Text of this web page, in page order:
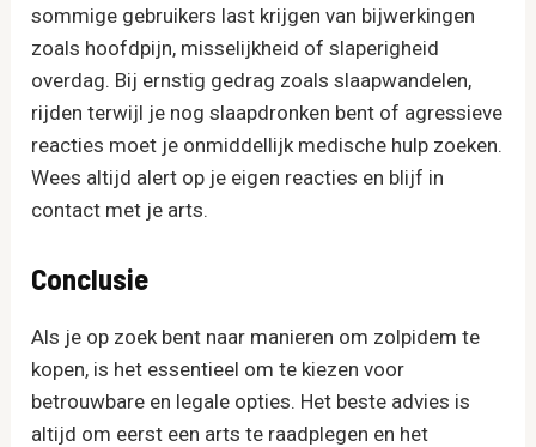
sommige gebruikers last krijgen van bijwerkingen
zoals hoofdpijn, misselijkheid of slaperigheid
overdag. Bij ernstig gedrag zoals slaapwandelen,
rijden terwijl je nog slaapdronken bent of agressieve
reacties moet je onmiddellijk medische hulp zoeken.
Wees altijd alert op je eigen reacties en blijf in
contact met je arts.
Conclusie
Als je op zoek bent naar manieren om zolpidem te
kopen, is het essentieel om te kiezen voor
betrouwbare en legale opties. Het beste advies is
altijd om eerst een arts te raadplegen en het